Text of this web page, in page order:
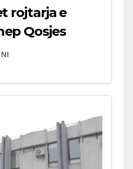
rojtarja e
Qosjes